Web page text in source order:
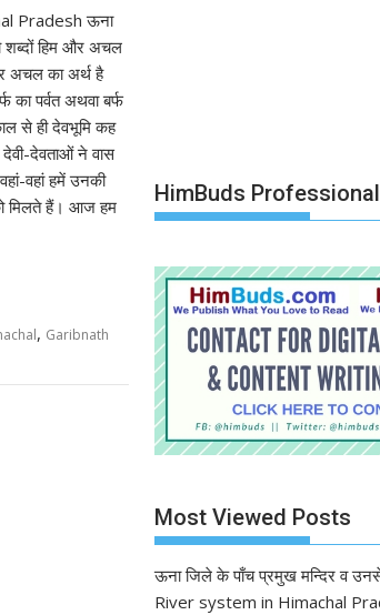
Pradesh ऊना
शब्दों हिम और अचल
अचल का अर्थ है
का पर्वत अथवा बर्फ
से ही देवभूमि कह
देवताओं ने वास
वहां हमें उनकी
मिलते हैं। आज हम
, Garibnath
HimBuds
Most Viewed Posts
ऊना जिले के पाँच प्रमुख मन्दिर व
River system in Himachal